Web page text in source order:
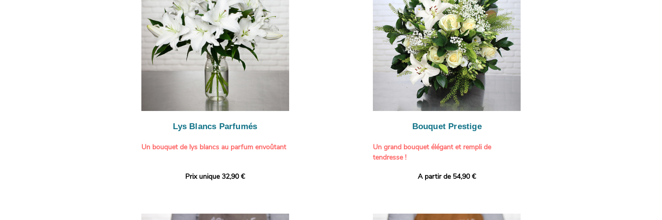
- Gâter un proche pour son anniversaire
- Célébrer une occasion spéciale
- Faire plaisir à un amateur d'art et de peinture
- Exprimer une atmosphère méditerranéenne et
colorée dans votre intérieur.
Tableau : Paul Signac,Vue de Saint-Tropez,
coucher de soleil au bois de pins, 1888
Crédits photo :classicpaintings / Alamy Stock
particulière à un proche.
Il contient :
- Des hortensias colorés (les couleurs peuvent
varier selon l’arrivage)
- Des fleurs à grosse tête, au charme intemporel
À offrir pour :
- Célébrer un anniversaire
- Remercier avec panache
- Apporter une touche florale à une maison de
Lys Blancs Parfumés
Un bouquet de lys blancs au parfum envoûtant
élégante composition de lys blancs signée
Prix unique 32,90 €
Bouquet Prestige
Un grand bouquet élégant et rempli de
tendresse !
Offrez un instant de douceur avec ce bouquet
A partir de 54,90 €